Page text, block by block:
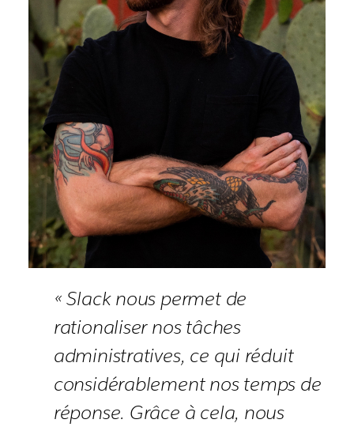
« Slack nous permet de
rationaliser nos tâches
administratives, ce qui réduit
considérablement nos temps de
réponse. Grâce à cela, nous